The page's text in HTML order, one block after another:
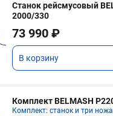
Станок рейсмусовый
2000/330
73 990 ₽
В корзину
Комплект BELMASH
Комплект: станок и три ножа